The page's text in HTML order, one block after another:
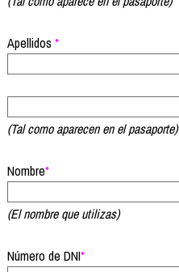
Apellidos *
(Tal como aparecen en el pasaporte)
Nombre*
(El nombre que utilizas)
Número de DNI*